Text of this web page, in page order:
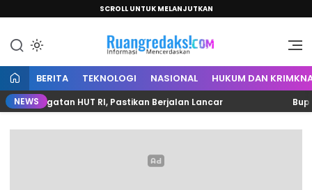
SCROLL UNTUK MELANJUTKAN
Ruang Redaksi
Informasi Mencerdaskan
BERITA TEKNOLOGI NASIONAL HUKUM DAN
NEWS
Peringatan HUT RI, Pastikan Berjalan Lancar